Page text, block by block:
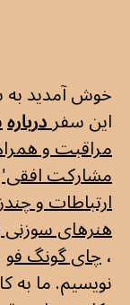
خوش آمدید
این سفردرباره
مراقبت و
مشارکت افقی'
ارتباطات و
هنرهای سوزنی
،چای گونگ فو
نویسیم. ما به